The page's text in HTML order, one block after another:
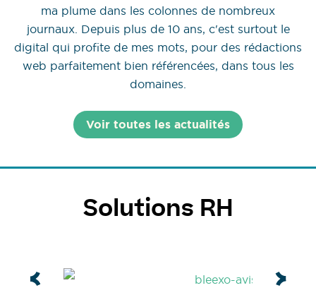
ma plume dans les colonnes de nombreux
journaux. Depuis plus de 10 ans, c'est surtout le
digital qui profite de mes mots, pour des rédactions
web parfaitement bien référencées, dans tous les
domaines.
Voir toutes les actualités
Solutions RH